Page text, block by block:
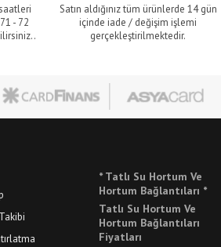
- 72
Satın aldığınız tüm ürünlerde 14 gün
içinde iade / değişim işlemi
gerçekleştirilmektedir.
* Tatlı Su Hortum Ve
Hortum Bağlantıları *
Tatlı Su Hortum Ve
Hortum Bağlantıları
Fiyatları